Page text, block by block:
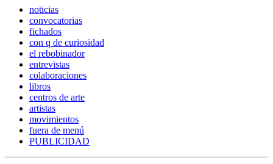
noticias
convocatorias
fichados
con q de curiosidad
el rebobinador
entrevistas
colaboraciones
libros
centros de arte
artistas
movimientos
fuera de menú
PUBLICIDAD